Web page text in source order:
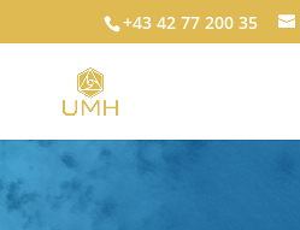
+43 42 77 200 35